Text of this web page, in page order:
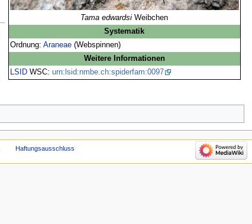
Tama edwardsi Weibchen
Systematik
Ordnung: Araneae(Webspinnen)
Weitere Informationen
LSIDWSC: urn:lsid:nmbe.ch:spiderfam:0097
Haftungsausschluss